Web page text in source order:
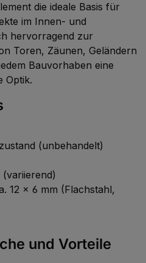
die ideale Basis für
im Innen- und
hervorragend zur
Toren, Zäunen, Geländern
Bauvorhaben eine
Optik.
(unbehandelt)
(variierend)
12 x 6 mm (Flachstahl,
und Vorteile